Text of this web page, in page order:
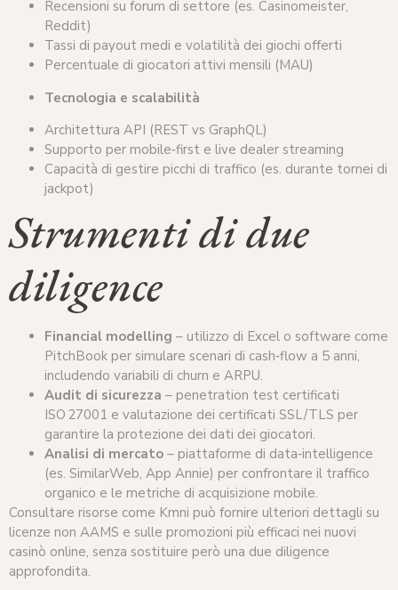
Recensioni su forum di settore (es. Casinomeister,
Reddit)
Tassi di payout medi e volatilità dei giochi offerti
Percentuale di giocatori attivi mensili (MAU)
Tecnologia e scalabilità
Architettura API (REST vs GraphQL)
Supporto per mobile‑first e live dealer streaming
Capacità di gestire picchi di traffico (es. durante tornei di
jackpot)
Strumenti di due
diligence
Financial modelling – utilizzo di Excel o software come
PitchBook per simulare scenari di cash‑flow a 5 anni,
includendo variabili di churn e ARPU.
Audit di sicurezza – penetration test certificati
ISO 27001 e valutazione dei certificati SSL/TLS per
garantire la protezione dei dati dei giocatori.
Analisi di mercato – piattaforme di data‑intelligence
(es. SimilarWeb, App Annie) per confrontare il traffico
organico e le metriche di acquisizione mobile.
Consultare risorse come Kmni può fornire ulteriori dettagli su
licenze non AAMS e sulle promozioni più efficaci nei nuovi
casinò online, senza sostituire però una due diligence
approfondita.